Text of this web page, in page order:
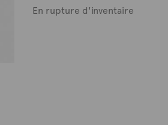
En rupture d'inventaire